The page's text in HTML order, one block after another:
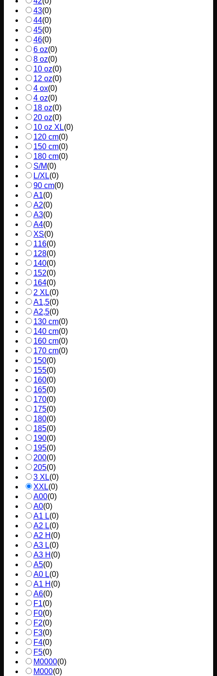
43(0)
44(0)
45(0)
46(0)
6 oz(0)
8 oz(0)
10 oz(0)
12 oz(0)
4 ox(0)
4 oz(0)
18 oz(0)
20 oz(0)
10 oz XL(0)
120 cm(0)
150 cm(0)
180 cm(0)
S/M(0)
L/XL(0)
90 cm(0)
A1(0)
A2(0)
A3(0)
A4(0)
XS(0)
116(0)
128(0)
140(0)
152(0)
164(0)
2 XL(0)
A1,5(0)
A2,5(0)
130 cm(0)
140 cm(0)
160 cm(0)
170 cm(0)
150(0)
155(0)
160(0)
165(0)
170(0)
175(0)
180(0)
185(0)
190(0)
195(0)
200(0)
205(0)
3 XL(0)
XXL(0)
A00(0)
A0(0)
A1 L(0)
A2 L(0)
A2 H (0)
A3 L(0)
A3 H (0)
A5(0)
A0 L(0)
A1 H (0)
A6(0)
F1(0)
F0(0)
F2(0)
F3(0)
F4(0)
F5(0)
M0000(0)
M000(0)